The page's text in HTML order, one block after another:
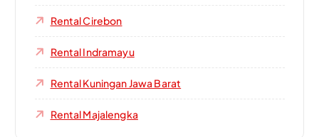
Rental Cirebon
Rental Indramayu
Rental Kuningan Jawa Barat
Rental Majalengka